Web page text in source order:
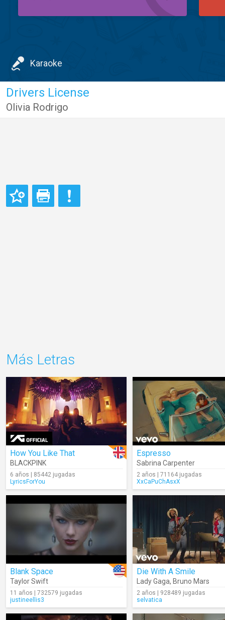
Karaoke
Drivers License
Olivia Rodrigo
Más Letras
How You Like That
BLACKPINK
6 años | 85442 jugadas
LyricsForYou
Espresso
Sabrina Carpenter
2 años | 71164 jugadas
XxCaPuChAsxX
Blank Space
Taylor Swift
11 años | 732579 jugadas
justineellis3
Die With A Smile
Lady Gaga, Bruno Mars
2 años | 928489 jugadas
selvatica